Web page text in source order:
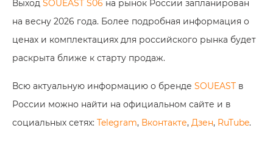
Выход SOUEAST S06 на рынок России запланирован
на весну 2026 года. Более подробная информация о
ценах и комплектациях для российского рынка будет
раскрыта ближе к старту продаж.
Всю актуальную информацию о бренде SOUEAST в
России можно найти на официальном сайте и в
социальных сетях: Telegram, Вконтакте, Дзен, RuTube.